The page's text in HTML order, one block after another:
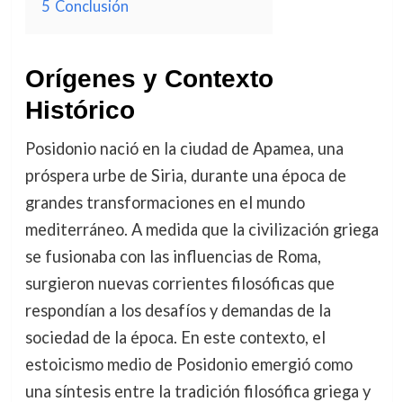
5 Conclusión
Orígenes y Contexto
Histórico
Posidonio nació en la ciudad de Apamea, una
próspera urbe de Siria, durante una época de
grandes transformaciones en el mundo
mediterráneo. A medida que la civilización griega
se fusionaba con las influencias de Roma,
surgieron nuevas corrientes filosóficas que
respondían a los desafíos y demandas de la
sociedad de la época. En este contexto, el
estoicismo medio de Posidonio emergió como
una síntesis entre la tradición filosófica griega y